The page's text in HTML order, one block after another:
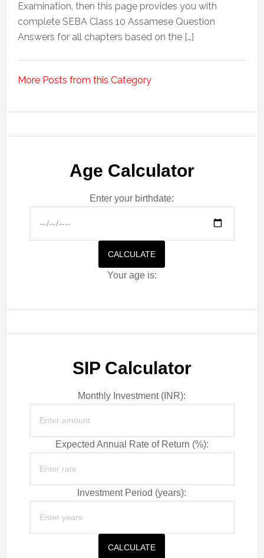
Examination, then this page provides you with
complete SEBA Class 10 Assamese Question
Answers for all chapters based on the […]
More Posts from this Category
Age Calculator
Enter your birthdate:
CALCULATE
Your age is:
SIP Calculator
Monthly Investment (INR):
Expected Annual Rate of Return (%):
Investment Period (years):
CALCULATE